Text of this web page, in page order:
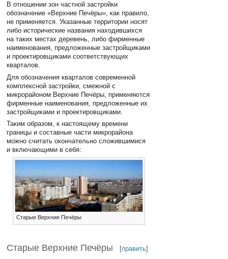
В отношении зон частной застройки
обозначение «Верхние Печёры», как правило,
не применяется. Указанные территории носят
либо исторические названия находившихся
на таких местах деревень, либо фирменные
наименования, предложенные застройщиками
и проектировщиками соответствующих
кварталов.
Для обозначения кварталов современной
комплексной застройки, смежной с
микрорайоном Верхние Печёры, применяются
фирменные наименования, предложенные их
застройщиками и проектировщиками.
Таким образом, к настоящему времени
границы и составные части микрорайона
можно считать окончательно сложившимися
и включающими в себя:
Старые Верхние Печёры
Старые Верхние Печёры [править]